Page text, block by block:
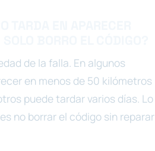
de la falla. En algunos
en menos de 50 kilómetros
puede tardar varios días. Lo
no borrar el código sin reparar